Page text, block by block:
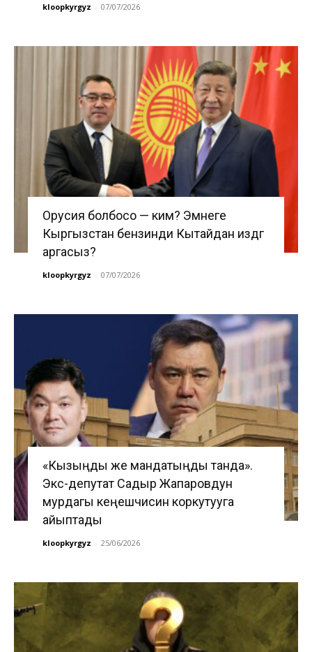
kloopkyrgyz - 07/07/2026
Орусия болбосо — ким? Эмнеге
Кыргызстан бензинди Кытайдан издөөгө
аргасыз?
kloopkyrgyz - 07/07/2026
«Кызыңды же мандатыңды танда».
Экс-депутат Садыр Жапаровдун
мурдагы кеңешчисин коркутууга
айыптады
kloopkyrgyz - 25/06/2026